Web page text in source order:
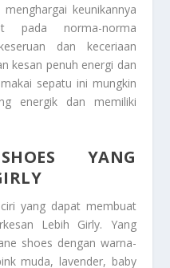
keunikannya
norma-norma
dan keceriaan
kesan penuh energi dan
sepatu ini mungkin
energik dan memiliki
YANG
yang dapat membuat
Lebih Girly. Yang
shoes dengan warna-
muda, lavender, baby